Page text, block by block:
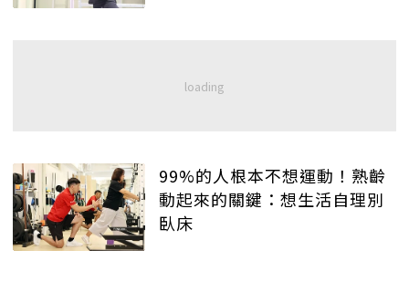
99%的人根本不想運動！熟齡
動起來的關鍵：想生活自理別
臥床